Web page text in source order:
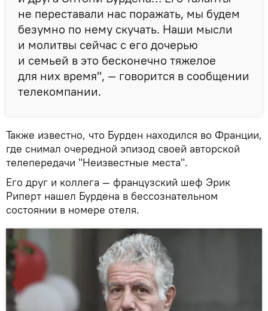
не переставали нас поражать, мы будем
безумно по нему скучать. Наши мысли
и молитвы сейчас с его дочерью
и семьей в это бесконечно тяжелое
для них время", — говорится в сообщении
телекомпании.
Также известно, что Бурден находился во Франции,
где снимал очередной эпизод своей авторской
телепередачи "Неизвестные места".
Его друг и коллега — французский шеф Эрик
Риперт нашел Бурдена в бессознательном
состоянии в номере отеля.